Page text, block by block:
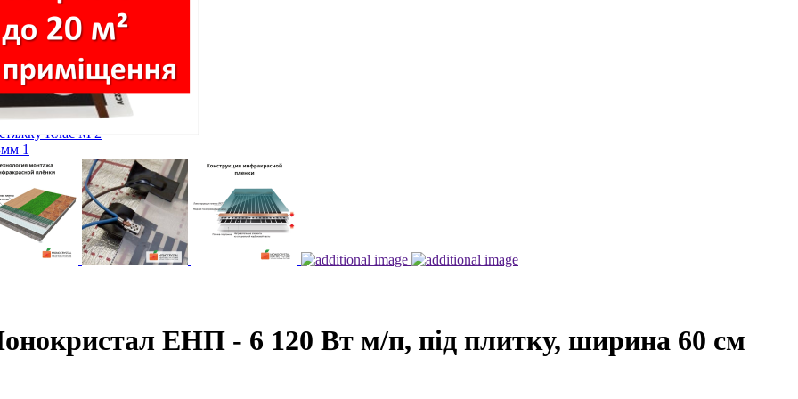
Під плитку. Клас М 1
стяжку Клас М 2
1
кабеля
ЕНП - 6 120 Вт м/п, під плитку, ширина 60 см